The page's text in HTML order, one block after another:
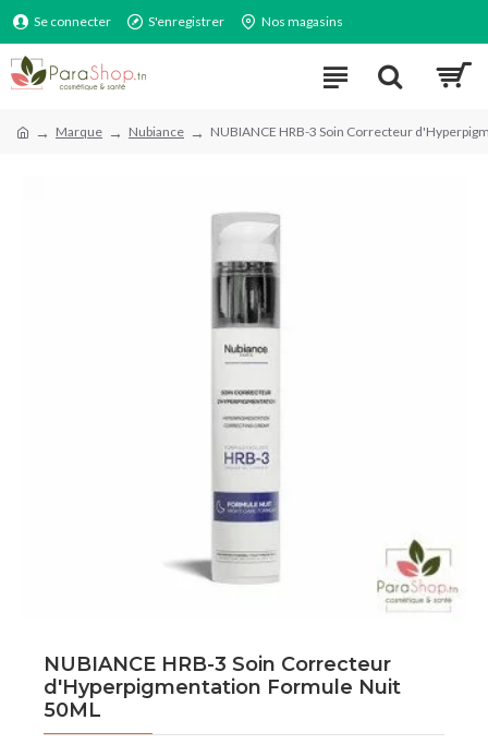
Se connecter S'enregistrer Nos magasins
Marque Nubiance NUBIANCE HRB-3 Soin Correcteur
NUBIANCE HRB-3 Soin Correcteur
d'Hyperpigmentation Formule Nuit
50ML